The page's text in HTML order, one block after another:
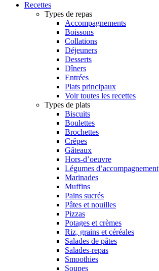
Recettes
Types de repas
Accompagnements
Boissons
Collations
Déjeuners
Desserts
Dîners
Entrées
Plats principaux
Voir toutes les recettes
Types de plats
Biscuits
Boulettes
Brochettes
Crêpes
Gâteaux
Hors-d’oeuvre
Légumes d’accompagnement
Marinades
Muffins
Pains sucrés
Pâtes et nouilles
Pizzas
Potages et crèmes
Riz, grains et céréales
Salades de pâtes
Salades-repas
Smoothies
Soupes